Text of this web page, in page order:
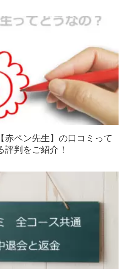
赤ペン先生】の口コミって
判をご紹介！